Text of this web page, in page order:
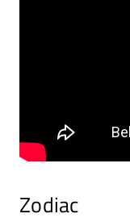
Zodiac